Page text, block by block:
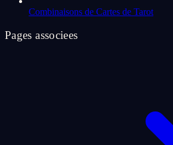
Combinaisons de Cartes de Tarot
Pages associees